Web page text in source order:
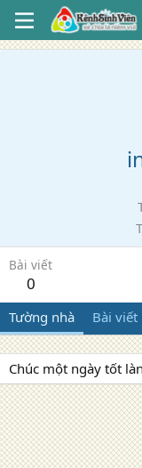
Bài viết
0
Tường nhà Bài viết
Chúc một ngày tốt